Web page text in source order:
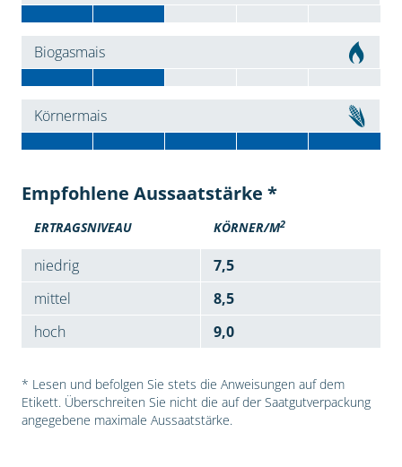
Biogasmais
Körnermais
Empfohlene Aussaatstärke *
ERTRAGSNIVEAU KÖRNER/M2
niedrig
7,5
mittel
8,5
hoch
9,0
* Lesen und befolgen Sie stets die Anweisungen auf dem
Etikett. Überschreiten Sie nicht die auf der Saatgutverpackung
angegebene maximale Aussaatstärke.